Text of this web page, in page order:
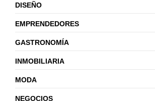
DISEÑO
EMPRENDEDORES
GASTRONOMÍA
INMOBILIARIA
MODA
NEGOCIOS